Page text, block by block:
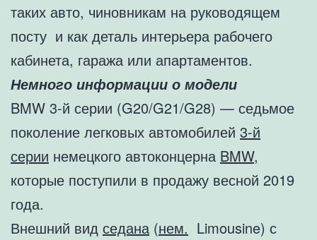
таких авто, чиновникам на руководящем
посту и как деталь интерьера рабочего
кабинета, гаража или апартаментов.
Немного информации о модели
BMW 3-й серии (G20/G21/G28) — седьмое
поколение легковых автомобилей 3-й
серии немецкого автоконцерна BMW,
которые поступили в продажу весной 2019
года.
Внешний вид седана (нем. Limousine) с